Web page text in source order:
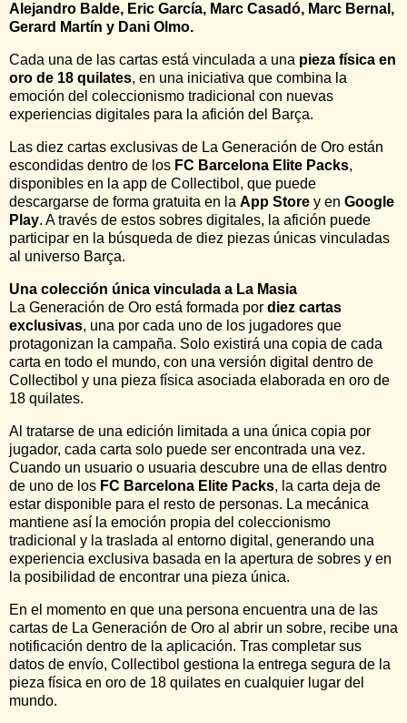
Alejandro Balde, Eric García, Marc Casadó, Marc Bernal,
Gerard Martín y Dani Olmo.
Cada una de las cartas está vinculada a una pieza física en
oro de 18 quilates, en una iniciativa que combina la
emoción del coleccionismo tradicional con nuevas
experiencias digitales para la afición del Barça.
Las diez cartas exclusivas de La Generación de Oro están
escondidas dentro de los FC Barcelona Elite Packs,
disponibles en la app de Collectibol, que puede
descargarse de forma gratuita en la App Store y en Google
Play. A través de estos sobres digitales, la afición puede
participar en la búsqueda de diez piezas únicas vinculadas
al universo Barça.
Una colección única vinculada a La Masia
La Generación de Oro está formada por diez cartas
exclusivas, una por cada uno de los jugadores que
protagonizan la campaña. Solo existirá una copia de cada
carta en todo el mundo, con una versión digital dentro de
Collectibol y una pieza física asociada elaborada en oro de
18 quilates.
Al tratarse de una edición limitada a una única copia por
jugador, cada carta solo puede ser encontrada una vez.
Cuando un usuario o usuaria descubre una de ellas dentro
de uno de los FC Barcelona Elite Packs, la carta deja de
estar disponible para el resto de personas. La mecánica
mantiene así la emoción propia del coleccionismo
tradicional y la traslada al entorno digital, generando una
experiencia exclusiva basada en la apertura de sobres y en
la posibilidad de encontrar una pieza única.
En el momento en que una persona encuentra una de las
cartas de La Generación de Oro al abrir un sobre, recibe una
notificación dentro de la aplicación. Tras completar sus
datos de envío, Collectibol gestiona la entrega segura de la
pieza física en oro de 18 quilates en cualquier lugar del
mundo.